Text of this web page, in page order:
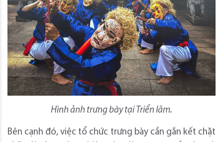
Hình ảnh trưng bày tại Triển lãm.
Bên cạnh đó, việc tổ chức trưng bày cần gắn kết chặt